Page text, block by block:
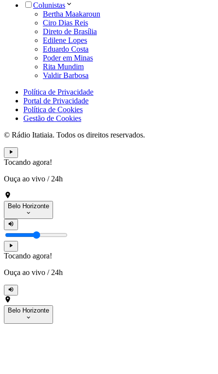
Colunistas
Bertha Maakaroun
Ciro Dias Reis
Direto de Brasília
Edilene Lopes
Eduardo Costa
Poder em Minas
Rita Mundim
Valdir Barbosa
Política de Privacidade
Portal de Privacidade
Política de Cookies
Gestão de Cookies
© Rádio Itatiaia. Todos os direitos reservados.
Tocando agora!
Ouça ao vivo / 24h
Belo Horizonte
Tocando agora!
Ouça ao vivo / 24h
Belo Horizonte